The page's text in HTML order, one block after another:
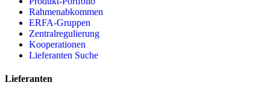
Rahmenabkommen
ERFA-Gruppen
Zentralregulierung
Kooperationen
Lieferanten Suche
Lieferanten